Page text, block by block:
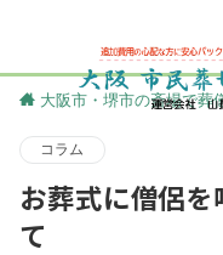
大阪市・堺市の斎場で葬
コラム
お葬式に僧侶
て